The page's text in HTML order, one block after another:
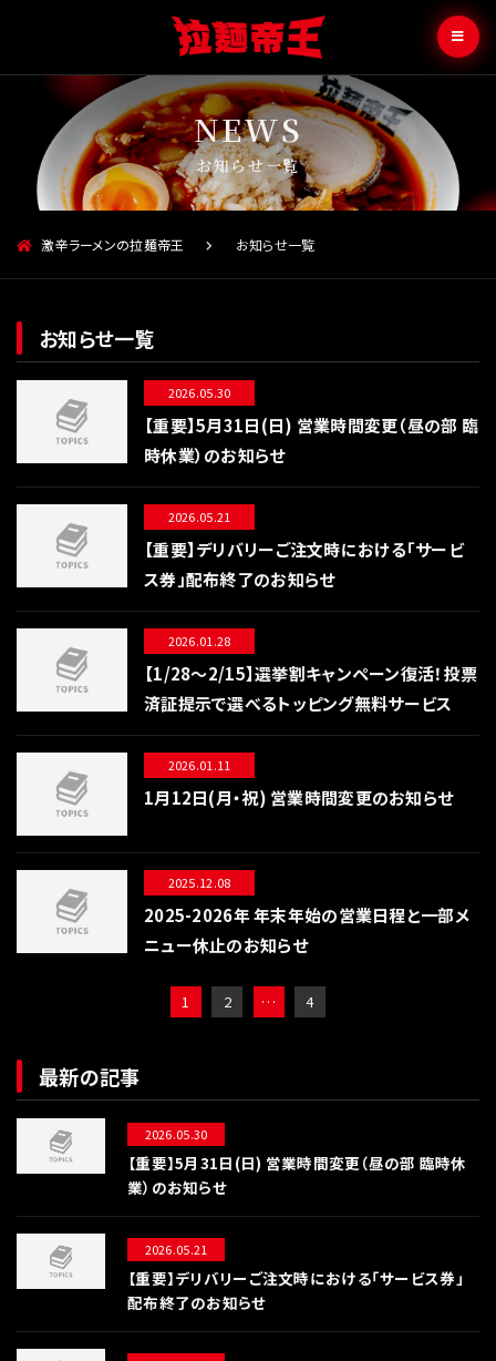
お知らせ一覧
激辛ラーメンの拉麺帝王 お知らせ一覧
お知らせ一覧
2026.05.30
【重要】5月31日(日) 営業時間変更（昼の部 臨
時休業）のお知らせ
2026.05.21
【重要】デリバリーご注文時における「サービ
ス券」配布終了のお知らせ
2026.01.28
【1/28〜2/15】選挙割キャンペーン復活！投票
済証提示で選べるトッピング無料サービス
2026.01.11
1月12日(月・祝) 営業時間変更のお知らせ
2025.12.08
2025-2026年 年末年始の営業日程と一部メ
ニュー休止のお知らせ
1 2 … 4
最新の記事
2026.05.30
【重要】5月31日(日) 営業時間変更（昼の部 臨時休
業）のお知らせ
2026.05.21
【重要】デリバリーご注文時における「サービス券」
配布終了のお知らせ